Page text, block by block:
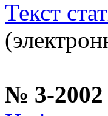
Текст
№ 3-2002